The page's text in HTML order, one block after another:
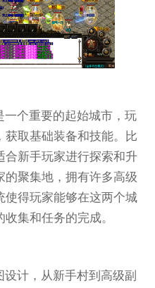
个重要的起始城市，玩
获取基础装备和技能。比
合新手玩家进行探索和升
聚集地，拥有许多高级
使得玩家能够在这两个城
集和任务的完成。
计，从新手村到高级副